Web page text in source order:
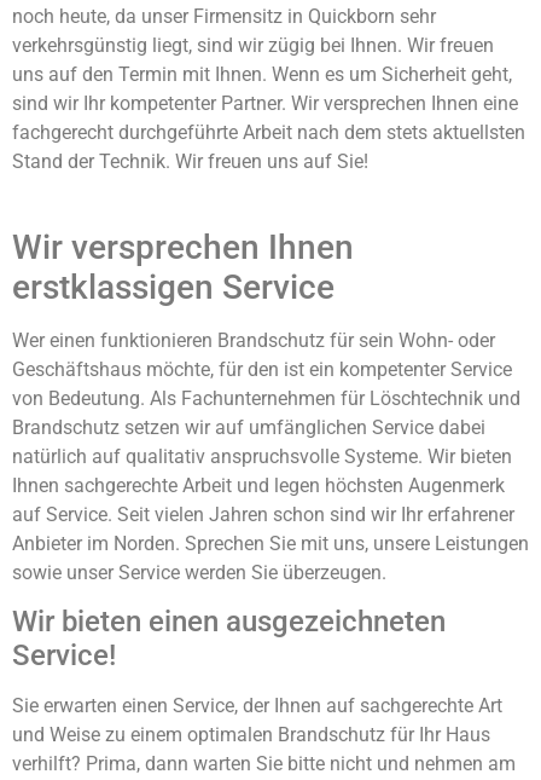
noch heute, da unser Firmensitz in Quickborn sehr
verkehrsgünstig liegt, sind wir zügig bei Ihnen. Wir freuen
uns auf den Termin mit Ihnen. Wenn es um Sicherheit geht,
sind wir Ihr kompetenter Partner. Wir versprechen Ihnen eine
fachgerecht durchgeführte Arbeit nach dem stets aktuellsten
Stand der Technik. Wir freuen uns auf Sie!
Wir versprechen Ihnen
erstklassigen Service
Wer einen funktionieren Brandschutz für sein Wohn- oder
Geschäftshaus möchte, für den ist ein kompetenter Service
von Bedeutung. Als Fachunternehmen für Löschtechnik und
Brandschutz setzen wir auf umfänglichen Service dabei
natürlich auf qualitativ anspruchsvolle Systeme. Wir bieten
Ihnen sachgerechte Arbeit und legen höchsten Augenmerk
auf Service. Seit vielen Jahren schon sind wir Ihr erfahrener
Anbieter im Norden. Sprechen Sie mit uns, unsere Leistungen
sowie unser Service werden Sie überzeugen.
Wir bieten einen ausgezeichneten
Service!
Sie erwarten einen Service, der Ihnen auf sachgerechte Art
und Weise zu einem optimalen Brandschutz für Ihr Haus
verhilft? Prima, dann warten Sie bitte nicht und nehmen am